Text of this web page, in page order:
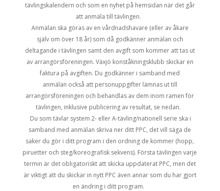
tävlingskalendern och som en nyhet på hemsidan när det går
att anmäla till tävlingen.
Anmälan ska göras av en vårdnadshavare (eller av åkare
själv om över 18 år) som då godkänner anmälan och
deltagande i tävlingen samt den avgift som kommer att tas ut
av arrangörsföreningen. Växjö konståkningsklubb skickar en
faktura på avgiften. Du godkänner i samband med
anmälan också att personuppgifter lämnas ut till
arrangörsföreningen och behandlas av dem inom ramen för
tävlingen, inklusive publicering av resultat, se nedan.
Du som tävlar system 2- eller A-tävling/nationell serie ska i
samband med anmälan skriva ner ditt PPC, det vill säga de
saker du gör i ditt program i den ordning de kommer (hopp,
piruetter och steg/koreografisk sekvens). Första tävlingen varje
termin är det obligatoriskt att skicka uppdaterat PPC, men det
är viktigt att du skickar in nytt PPC även annar som du har gjort
en ändring i ditt program.